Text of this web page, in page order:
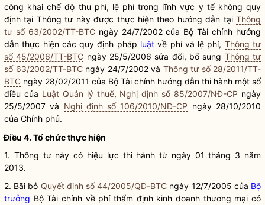
công khai chế độ thu phí, lệ phí trong lĩnh vực y tế không quy
định tại Thông tư này được thực hiện theo hướng dẫn tại Thông
tư số 63/2002/TT-BTCngày 24/7/2002 của Bộ Tài chính hướng
dẫn thực hiện các quy định pháp luật về phí và lệ phí, Thông tư
số 45/2006/TT-BTC ngày 25/5/2006 sửa đổi, bổ sung Thông tư
số 63/2002/TT-BTCngày 24/7/2002 và Thông tư số 28/2011/TT-
BTC ngày 28/02/2011 của Bộ Tài chính hướng dẫn thi hành một số
điều của Luật Quản lý thuế, Nghị định số 85/2007/NĐ-CP ngày
25/5/2007 và Nghị định số 106/2010/NĐ-CP ngày 28/10/2010
của Chính phủ.
Điều 4. Tổ chức thực hiện
1. Thông tư này có hiệu lực thi hành từ ngày 01 tháng 3 năm
2013.
2. Bãi bỏ Quyết định số 44/2005/QĐ-BTC ngày 12/7/2005 của Bộ
trưởng Bộ Tài chính về phí thẩm định kinh doanh thương mại có